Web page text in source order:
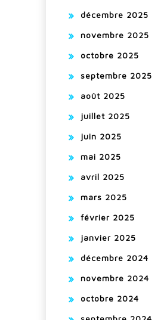
décembre 2025
novembre 2025
octobre 2025
septembre 2025
août 2025
juillet 2025
juin 2025
mai 2025
avril 2025
mars 2025
février 2025
janvier 2025
décembre 2024
novembre 2024
octobre 2024